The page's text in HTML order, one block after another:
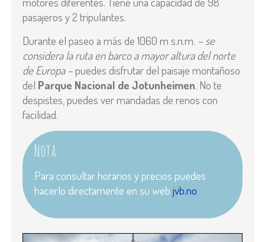
pasajeros y 2 tripulantes.
Durante el paseo a más de 1060 m s.n.m. – se
considera la ruta en barco a mayor altura del norte
de Europa –puedes disfrutar del paisaje montañoso
del Parque Nacional de Jotunheimen. No te
despistes, puedes ver mandadas de renos con
facilidad.
Nota
Para consultar horarios y precios puedes
hacerlo directamente en su web jvb.no